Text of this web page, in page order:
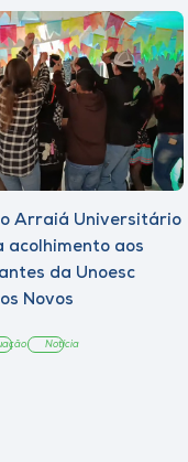
Arraiá Universitário
acolhimento aos
da Unoesc
Novos
Notícia